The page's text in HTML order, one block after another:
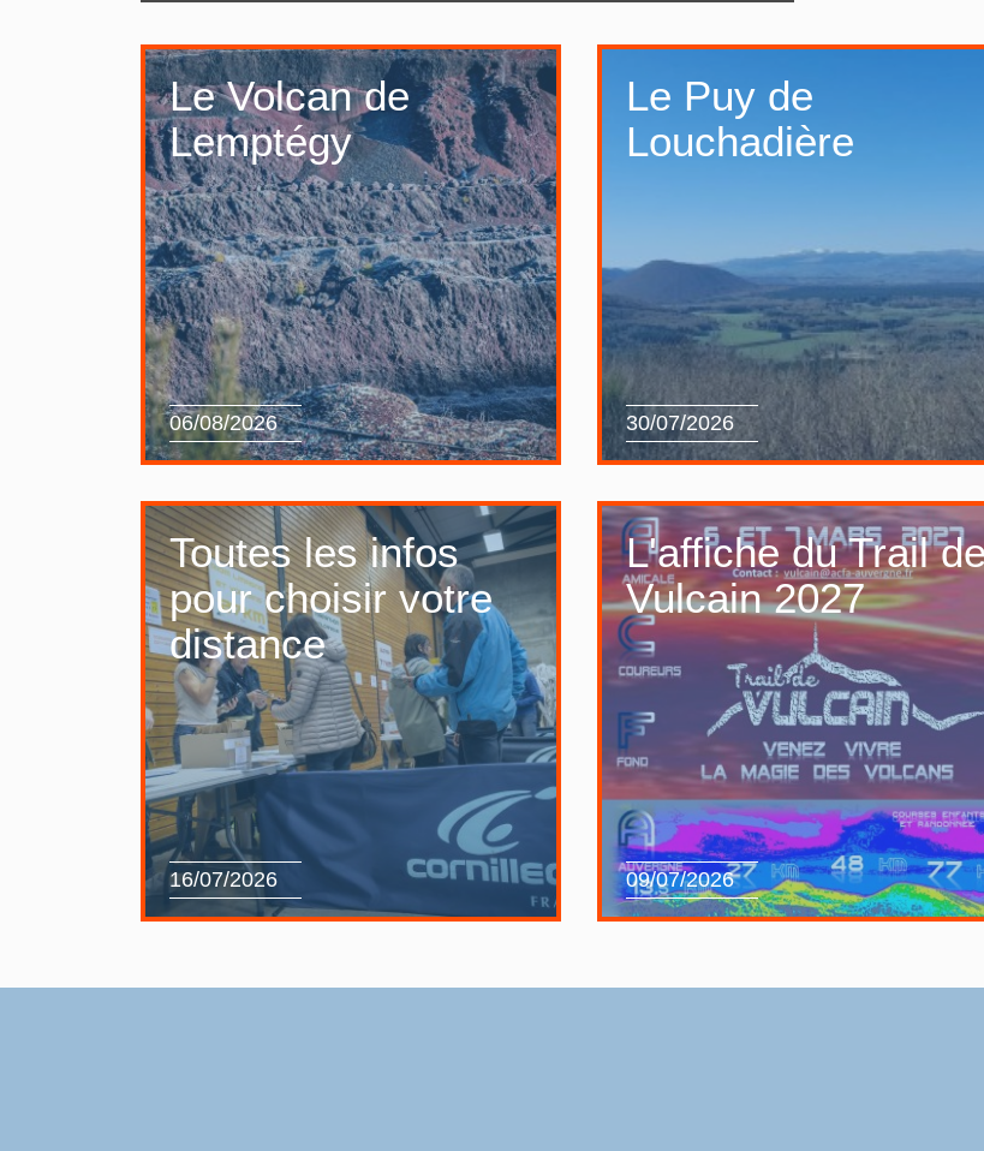
Le Volcan de
Lemptégy
06/08/2026
Le Puy de
Louchadière
30/07/2026
Toutes les infos
pour choisir votre
distance
16/07/2026
L'affiche du Trail
Vulcain 2027
09/07/2026